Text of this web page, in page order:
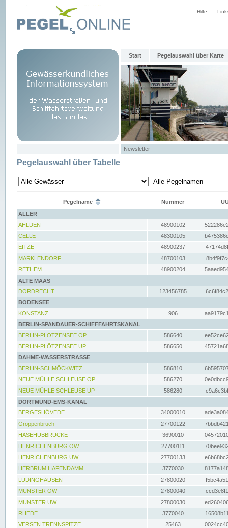
Hilfe
Start Pegelauswahl über Karte
Newsletter
Pegelauswahl über Tabelle
Pegelname Nummer
ALLER
AHLDEN
48900102
CELLE
48300105
EITZE
48900237
MARKLENDORF
48700103
RETHEM
48900204
ALTE MAAS
DORDRECHT
123456785
BODENSEE
KONSTANZ
906
BERLIN-SPANDAUER-SCHIFFFAHRTSKANAL
BERLIN-PLÖTZENSEE OP
586640
BERLIN-PLÖTZENSEE UP
586650
DAHME-WASSERSTRASSE
BERLIN-SCHMÖCKWITZ
586810
NEUE MÜHLE SCHLEUSE OP
586270
NEUE MÜHLE SCHLEUSE UP
586280
DORTMUND-EMS-KANAL
BERGESHÖVEDE
34000010
Groppenbruch
27700122
HASEHUBBRÜCKE
3690010
HENRICHENBURG OW
27700111
HENRICHENBURG UW
27700133
HERBRUM HAFENDAMM
3770030
LÜDINGHAUSEN
27800020
MÜNSTER OW
27800040
MÜNSTER UW
27800030
RHEDE
3770040
VERSEN TRENNSPITZE
25463